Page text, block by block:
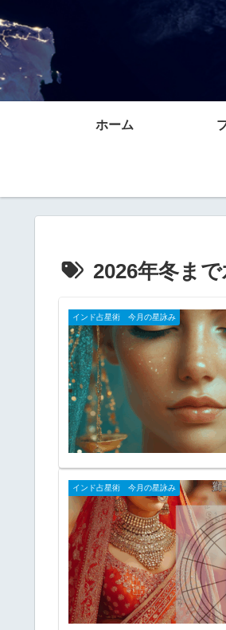
ホーム
2026年冬ま
インド占星術 今月の星詠み
インド占星術 今月の星詠み